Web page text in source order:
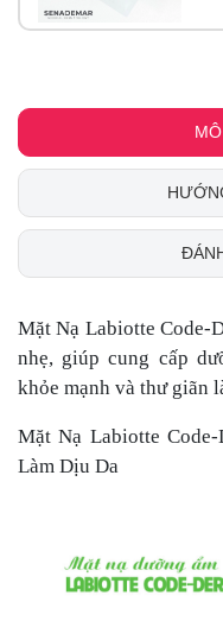
Mặt Nạ Labiotte Code-
nhẹ, giúp cung cấp
khỏe mạnh và thư giãn
Mặt Nạ Labiotte
Làm Dịu Da